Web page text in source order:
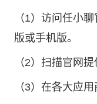
（1）访问 任小聊
版或手机版。
（2）扫描官网
（3）在各大应